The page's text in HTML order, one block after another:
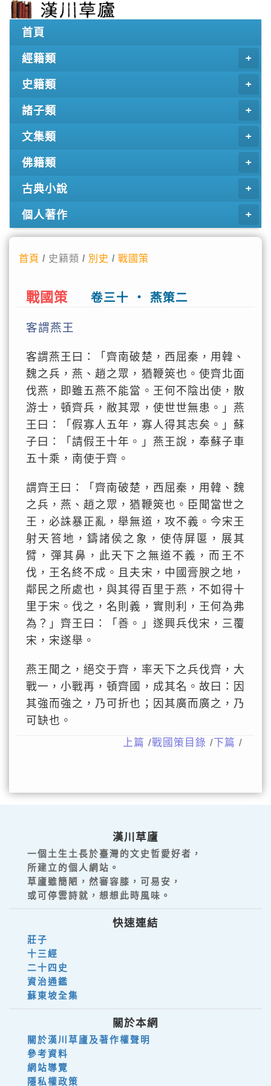
首頁
經籍類
史籍類
諸子類
文集類
佛籍類
古典小說
個人著作
首頁 / 史籍類 / 別史 /戰國策
戰國策 卷三十 ‧ 燕策二
客謂燕王
客謂燕王曰：「齊南破楚，西屈秦，用韓、
魏之兵，燕、趙之眾，猶鞭筴也。使齊北面
伐燕，即雖五燕不能當。王何不陰出使，散
游士，頓齊兵，敝其眾，使世世無患。」燕
王曰：「假寡人五年，寡人得其志矣。」蘇
子曰：「請假王十年。」燕王說，奉蘇子車
五十乘，南使于齊。
謂齊王曰：「齊南破楚，西屈秦，用韓、魏
之兵，燕、趙之眾，猶鞭筴也。臣聞當世之
王，必誅暴正亂，舉無道，攻不義。今宋王
射天笞地，鑄諸侯之象，使侍屏匽，展其
臂，彈其鼻，此天下之無道不義，而王不
伐，王名終不成。且夫宋，中國膏腴之地，
鄰民之所處也，與其得百里于燕，不如得十
里于宋。伐之，名則義，實則利，王何為弗
為？」齊王曰：「善。」遂興兵伐宋，三覆
宋，宋遂舉。
燕王聞之，絕交于齊，率天下之兵伐齊，大
戰一，小戰再，頓齊國，成其名。故曰：因
其強而強之，乃可折也；因其廣而廣之，乃
可缺也。
上篇 /戰國策目錄 /下篇 /
漢川草廬
一個土生土長於臺灣的文史哲愛好者，
所建立的個人網站。
草廬雖簡陋，然審容膝，可易安，
或可停雲詩就，想想此時風味。
快速連結
莊子
十三經
二十四史
資治通鑑
蘇東坡全集
關於本網
關於漢川草廬及著作權聲明
參考資料
網站導覽
隱私權政策